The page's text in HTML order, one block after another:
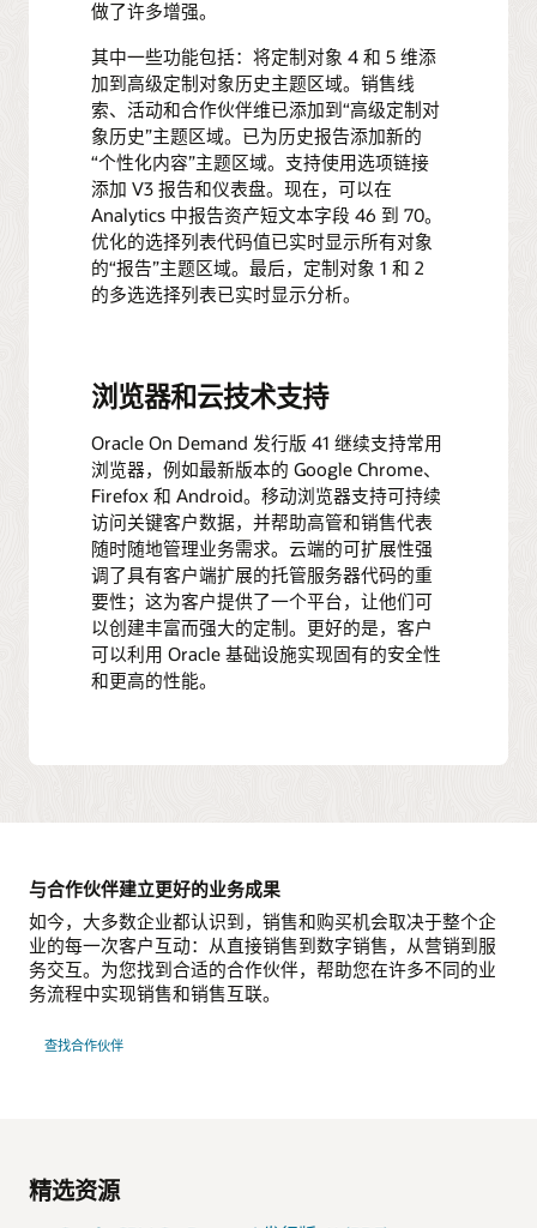
做了许多增强。
其中一些功能包括：将定制对象 4 和 5 维添
加到高级定制对象历史主题区域。销售线
索、活动和合作伙伴维已添加到“高级定制对
象历史”主题区域。已为历史报告添加新的
“个性化内容”主题区域。支持使用选项链接
添加 V3 报告和仪表盘。现在，可以在
Analytics 中报告资产短文本字段 46 到 70。
优化的选择列表代码值已实时显示所有对象
的“报告”主题区域。最后，定制对象 1 和 2
的多选选择列表已实时显示分析。
浏览器和云技术支持
Oracle On Demand 发行版 41 继续支持常用
浏览器，例如最新版本的 Google Chrome、
Firefox 和 Android。移动浏览器支持可持续
访问关键客户数据，并帮助高管和销售代表
随时随地管理业务需求。云端的可扩展性强
调了具有客户端扩展的托管服务器代码的重
要性；这为客户提供了一个平台，让他们可
以创建丰富而强大的定制。更好的是，客户
可以利用 Oracle 基础设施实现固有的安全性
和更高的性能。
与合作伙伴建立更好的业务成果
如今，大多数企业都认识到，销售和购买机会取决于整个企
业的每一次客户互动：从直接销售到数字销售，从营销到服
务交互。为您找到合适的合作伙伴，帮助您在许多不同的业
务流程中实现销售和销售互联。
查找合作伙伴
精选资源